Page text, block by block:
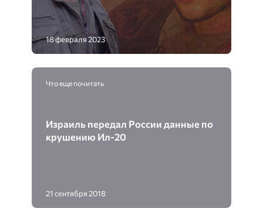
18 февраля 2023
Что еще почитать
Израиль передал России данные по
крушению Ил-20‍
21 сентября 2018